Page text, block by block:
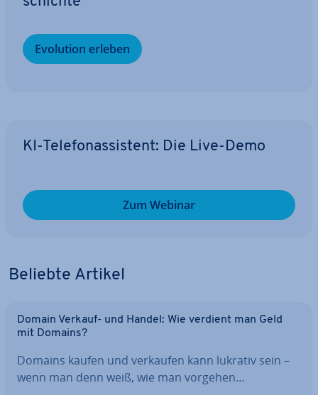
Evolution erleben
KI-Te­le­fon­as­sis­tent: Die Live-Demo
Zum Webinar
Beliebte Artikel
Domain Verkauf- und Handel: Wie verdient man Geld
mit Domains?
Domains kaufen und verkaufen kann lukrativ sein –
wenn man denn weiß, wie man vorgehen…